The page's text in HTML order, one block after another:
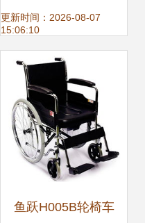
产品列表
更新时间：2026-08-07
15:06:10
鱼跃H005B轮椅车